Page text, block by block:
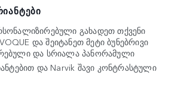
გახადეთ თქვენი
და შეიტანეთ მეტი ბუნებრივი
და სრიალა პანორამული
და Narvik შავი კონტრასტული